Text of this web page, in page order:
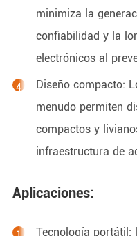
minimiza la
confiabilidad y la
electrónicos al
Diseño compacto:
menudo permiten
compactos y
infraestructura de
Aplicaciones:
Tecnología portátil: